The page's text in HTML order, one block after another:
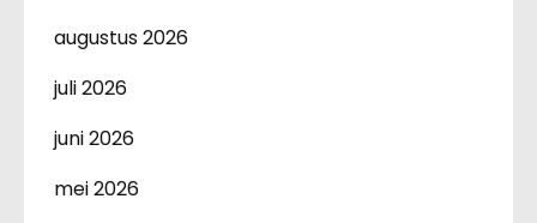
augustus 2026
juli 2026
juni 2026
mei 2026